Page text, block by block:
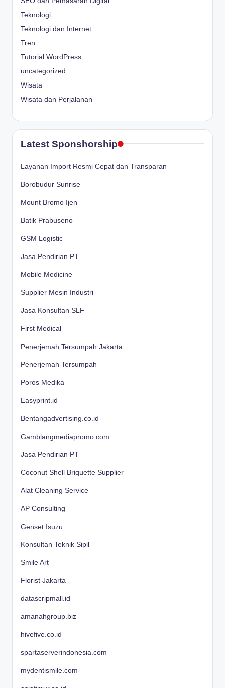
Teknologi
Teknologi dan Internet
Tren
Tutorial WordPress
uncategorized
Wisata
Wisata dan Perjalanan
Latest Sponshorship
Layanan Import Resmi Cepat dan Transparan
Borobudur Sunrise
Mount Bromo Ijen
Batik Prabuseno
GSM Logistic
Jasa Pendirian PT
Mobile Medicine
Supplier Mesin Industri
Jasa Konsultan SLF
First Medical
Penerjemah Tersumpah Jakarta
Penerjemah Tersumpah
Poros Medika
Easyprint.id
Bentangadvertising.co.id
Gamblangmediapromo.com
Jasa Pendirian PT
Coconut Shell Briquette Supplier
Alat Cleaning Service
AP Consulting
Genset Isuzu
Konsultan Teknik Sipil
Smile Art
Florist Jakarta
datascripmall.id
amanahgroup.biz
hivefive.co.id
spartaserverindonesia.com
mydentismile.com